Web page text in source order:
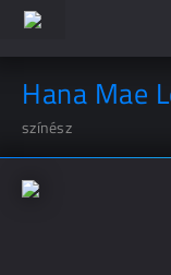
Hana Mae
színész